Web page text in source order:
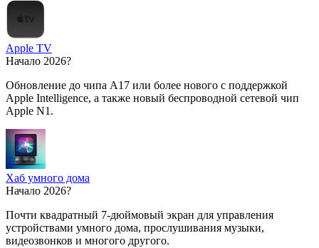
Apple TV
Начало 2026?
Обновление до чипа A17 или более нового с поддержкой
Apple Intelligence, а также новый беспроводной сетевой чип
Apple N1.
Хаб умного дома
Начало 2026?
Почти квадратный 7-дюймовый экран для управления
устройствами умного дома, прослушивания музыки,
видеозвонков и многого другого.